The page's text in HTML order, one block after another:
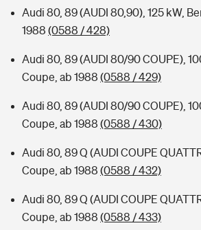
Audi 80, 89 (AUDI 80,90), 125 kW,
1988 (0588 / 428)
Audi 80, 89 (AUDI 80/90 COUPE),
Coupe, ab 1988 (0588 / 429)
Audi 80, 89 (AUDI 80/90 COUPE),
Coupe, ab 1988 (0588 / 430)
Audi 80, 89 Q (AUDI COUPE
Coupe, ab 1988 (0588 / 432)
Audi 80, 89 Q (AUDI COUPE
Coupe, ab 1988 (0588 / 433)